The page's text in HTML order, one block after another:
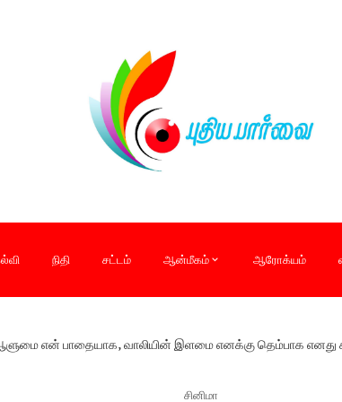
நிதி சட்டம் ஆன்மீகம் ஆரோக்யம்
என் பாதையாக, வாலியின் இளமை எனக்கு தெம்பாக எனது
சினிமா